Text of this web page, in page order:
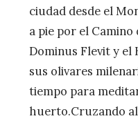
ciudad desde el
a pie por el Camino
Dominus Flevit y el
sus olivares
tiempo para
huerto.Cruzando